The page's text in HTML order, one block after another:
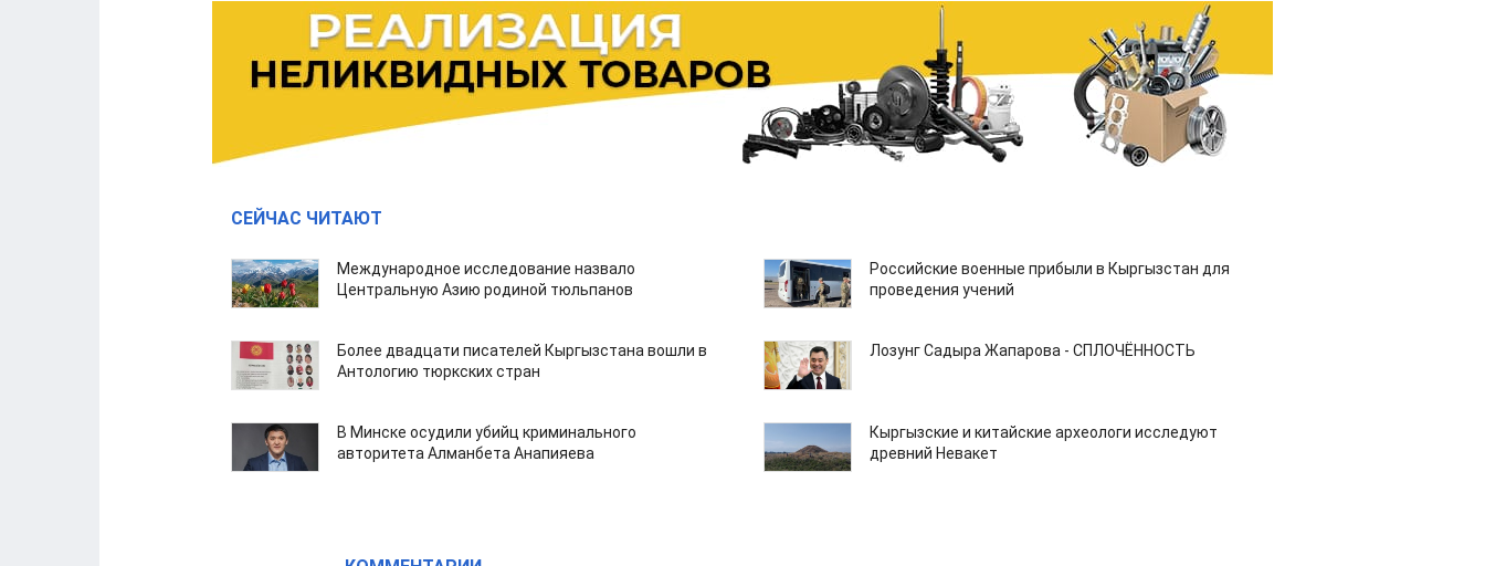
СЕЙЧАС ЧИТАЮТ
Международное исследование назвало
Центральную Азию родиной тюльпанов
Российские военные прибыли в Кыргызстан для
проведения учений
Более двадцати писателей Кыргызстана вошли в
Антологию тюркских стран
Лозунг Садыра Жапарова - СПЛОЧЁННОСТЬ
В Минске осудили убийц криминального
авторитета Алманбета Анапияева
Кыргызские и китайские археологи исследуют
древний Невакет